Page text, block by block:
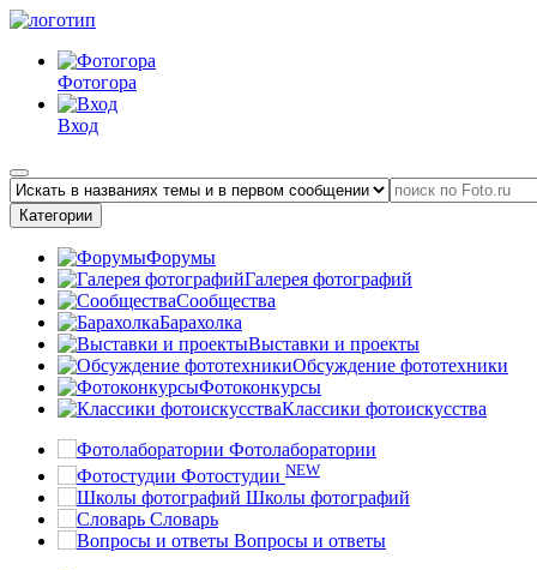
Фотогора
Вход
Категории
Форумы
Галерея фотографий
Сообщества
Барахолка
Выставки и проекты
Обсуждение фототехники
Фотоконкурсы
Классики фотоискусства
Фотолаборатории
Фотостудии NEW
Школы фотографий
Словарь
Вопросы и ответы